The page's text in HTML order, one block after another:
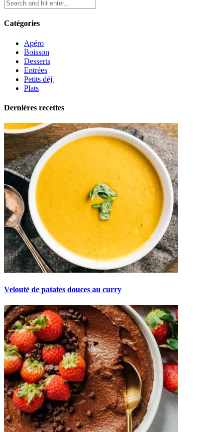
Catégories
Apéro
Boisson
Desserts
Entrées
Petits déj'
Plats
Dernières recettes
Velouté de patates douces au curry